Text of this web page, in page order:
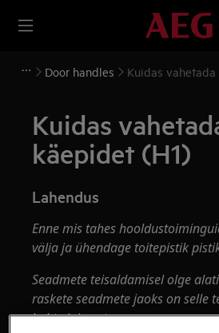
Door handles Kuidas
Kuidas
käepidet (H1)
Lahendus
Enne mis tahes
välja ja ühendage toitepistik
Seadmete teisaldamisel olge
raskete seadmete jaoks on selle
kahte inimest.